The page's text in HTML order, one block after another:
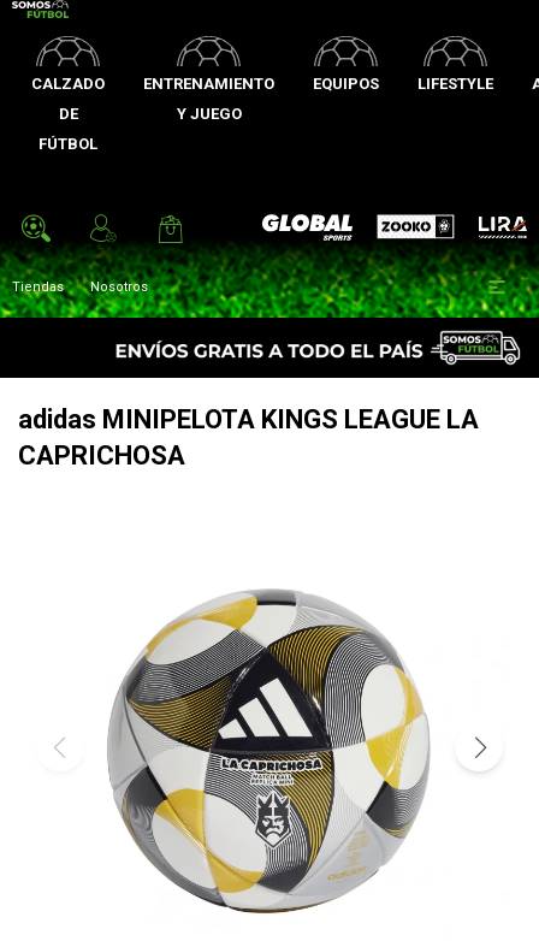
CALZADO
DE
FÚTBOL
ENTRENAMIENTO
Y JUEGO
EQUIPOS LIFESTYLE
Global Sports Zooko Lira
Tiendas Nosotros 
adidas MINIPELOTA KINGS LEAGUE LA
CAPRICHOSA